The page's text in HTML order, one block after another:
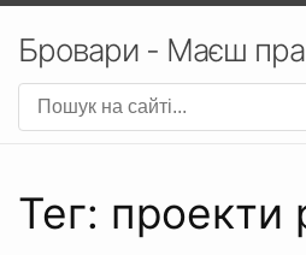
Бровари - Маєш
Тег: проекти